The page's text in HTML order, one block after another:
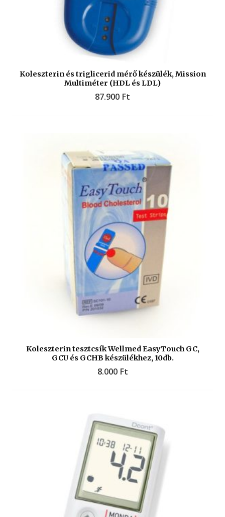
Koleszterin és triglicerid mérő készülék, Mission
Multiméter (HDL és LDL)
87.900 Ft
Koleszterin tesztcsík Wellmed EasyTouch GC,
GCU és GCHB készülékhez, 10db.
8.000 Ft